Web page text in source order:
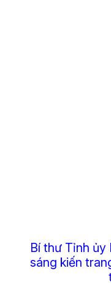
Bí thư Tỉnh ủy
sáng kiến